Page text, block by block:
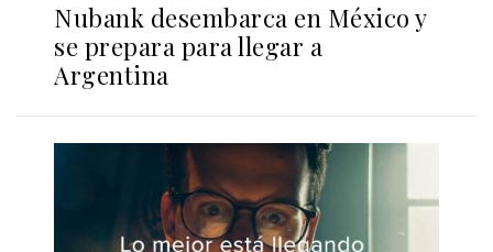
Nubank desembarca en México y
se prepara para llegar a
Argentina